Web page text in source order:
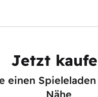
Jetzt
einen
Nähe